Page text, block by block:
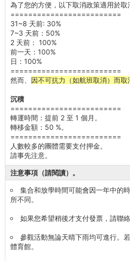
為了您的方便，以下取消政策適用於取
=========================
31~8 天前: 30%
7~3 天前：50%
2 天前： 100%
前一天：100%
日：100%
=========================
然而、 因不可抗力（如航班取消）而取
沉積
=========================
轉運時間：提前 2 至 1 個月。
轉移金額：50 %。
=========================
人數較多的團體需要支付押金。
請事先注意。
注意事項（請閱讀）。
集合和放學時間可能會因一年中的
所不同。
如果您希望稍後才支付發票，請聯絡
參觀活動無論天晴下雨均可進行。
體育館。